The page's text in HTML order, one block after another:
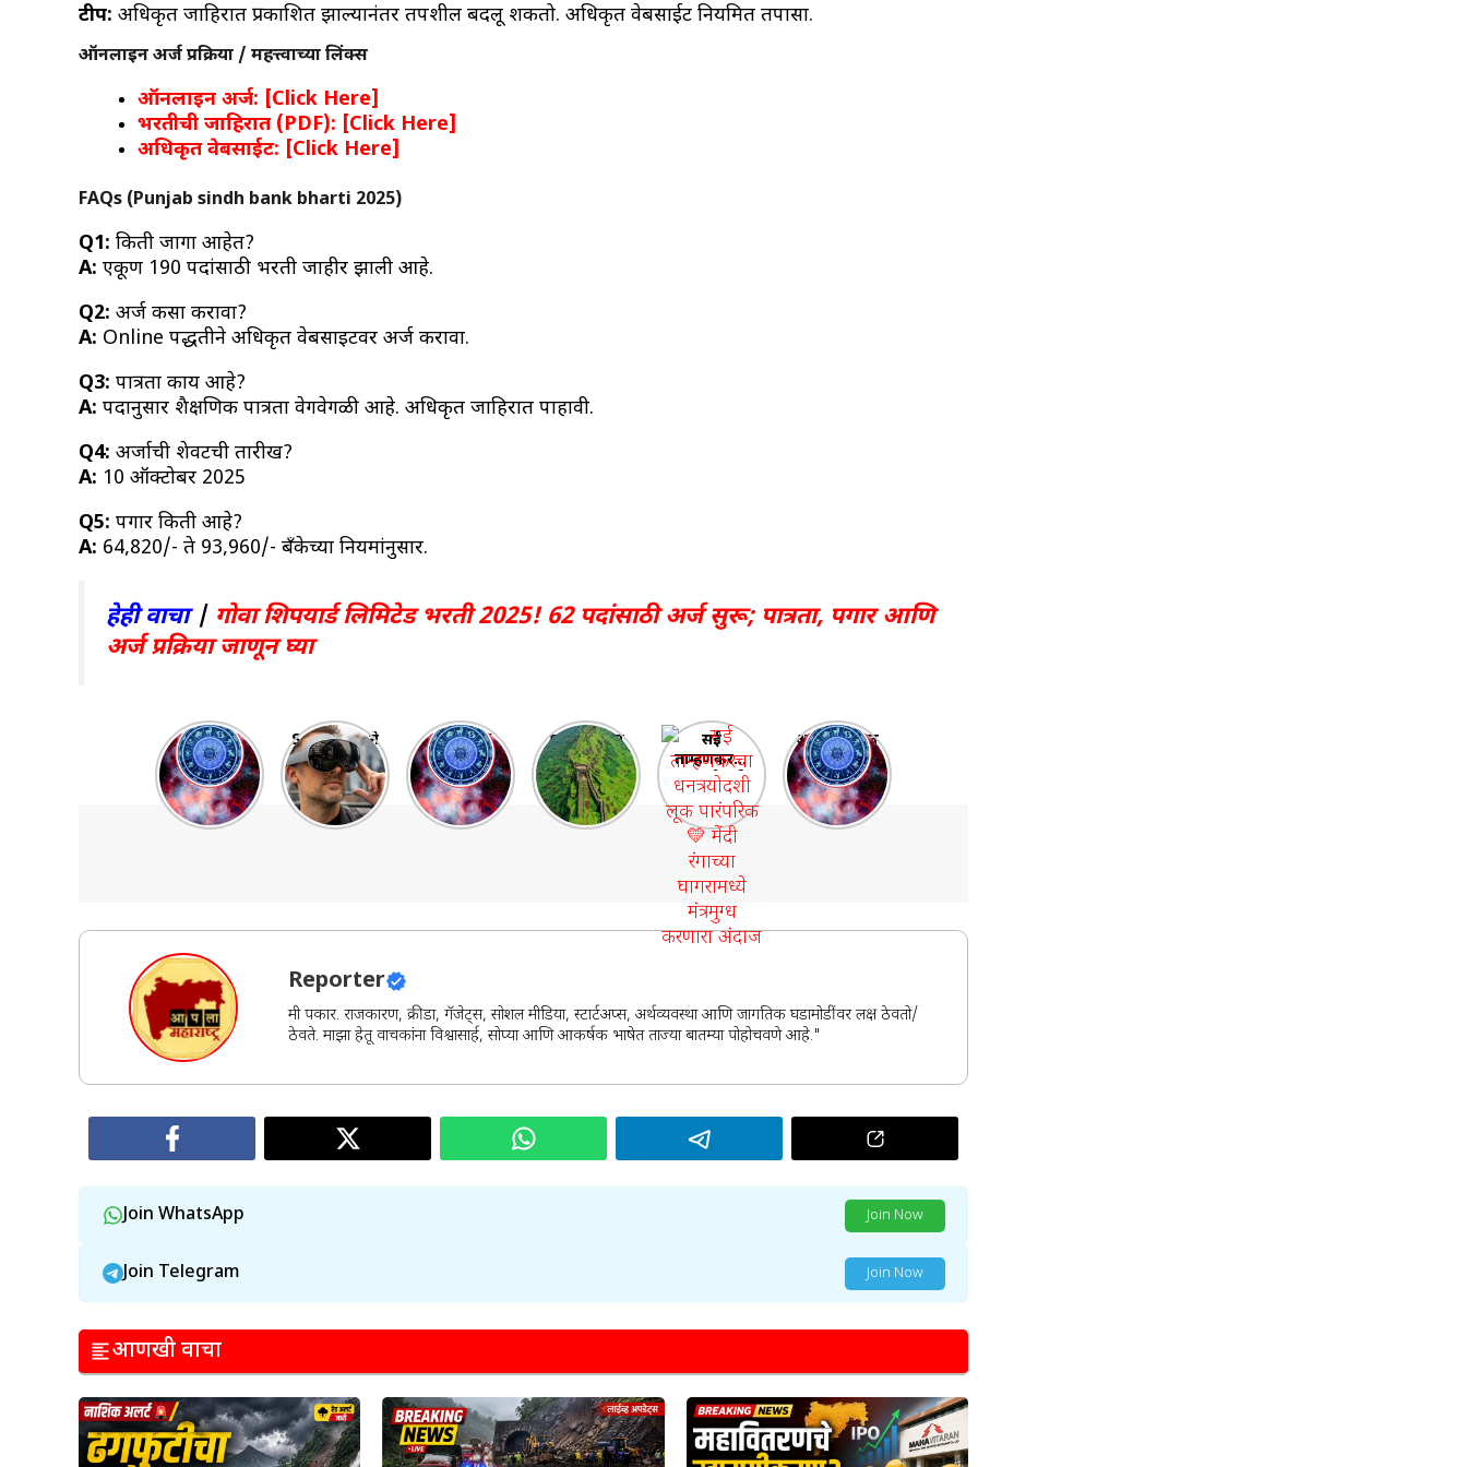
टीप: अधिकृत जाहिरात प्रकाशित झाल्यानंतर तपशील बदलू शकतो. अधिकृत वेबसाईट नियमित तपासा.
ऑनलाइन अर्ज प्रक्रिया / महत्त्वाच्या लिंक्स
ऑनलाइन अर्ज: [Click Here]
भरतीची जाहिरात (PDF): [Click Here]
अधिकृत वेबसाईट: [Click Here]
FAQs (Punjab sindh bank bharti 2025)
Q1: किती जागा आहेत?
A: एकूण 190 पदांसाठी भरती जाहीर झाली आहे.
Q2: अर्ज कसा करावा?
A: Online पद्धतीने अधिकृत वेबसाइटवर अर्ज करावा.
Q3: पात्रता काय आहे?
A: पदानुसार शैक्षणिक पात्रता वेगवेगळी आहे. अधिकृत जाहिरात पाहावी.
Q4: अर्जाची शेवटची तारीख?
A: 10 ऑक्टोबर 2025
Q5: पगार किती आहे?
A: ₹64,820/- ते ₹93,960/- बँकेच्या नियमांनुसार.
हेही वाचा| गोवा शिपयार्ड लिमिटेड भरती 2025! 62 पदांसाठी अर्ज सुरू; पात्रता, पगार आणि
अर्ज प्रक्रिया जाणून घ्या
साप्ताहिक
राशिभविष्य
27 Oct – 2
Nov 2025:
पैसा, नोकरी,
Samsung ने
लॉन्च केला
जबरदस्त
Galaxy XR
हेडसेट
“20 ते 26
ऑक्टोबर
2025
साप्ताहिक
राशीभविष्य |
महाराष्ट्रातील
१० प्रसिद्ध
आणि सर्वात
मोठे किल्ले |
Top 10
सई
ताम्हणकरचा
धनत्रयोदशी
लूक पारंपरिक
💛 मेंदी
रंगाच्या
घागरामध्ये
मंत्रमुग्ध
करणारा
अंदाज
आदित्य-मंगल
योग 2025:
भाग्याचा
आठवडा सुरू
Reporter
मी पत्रकार. राजकारण, क्रीडा, गॅजेट्स, सोशल मीडिया, स्टार्टअप्स, अर्थव्यवस्था आणि जागतिक घडामोडींवर लक्ष ठेवतो/
ठेवते. माझा हेतू वाचकांना विश्वासार्ह, सोप्या आणि आकर्षक भाषेत ताज्या बातम्या पोहोचवणे आहे."
Join WhatsApp Join Now
Join Telegram Join Now
आणखी वाचा